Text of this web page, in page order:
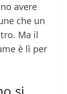
avere
che un
Ma il
è lì per